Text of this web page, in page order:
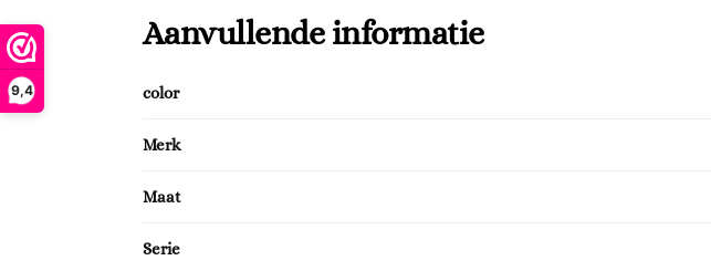
9,4
Aanvullende informatie
color
Merk
Maat
Serie